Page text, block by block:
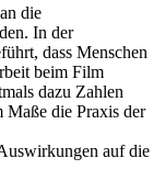
die
In der
dass Menschen
beim Film
dazu Zahlen
Maße die Praxis der
auf die